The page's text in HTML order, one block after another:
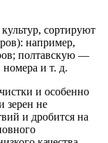
сортируют
например,
полтавскую —
и т. д.
и особенно
зерен не
и дробится на